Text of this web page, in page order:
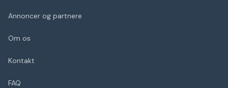
Annoncer og partnere
Om os
Kontakt
FAQ